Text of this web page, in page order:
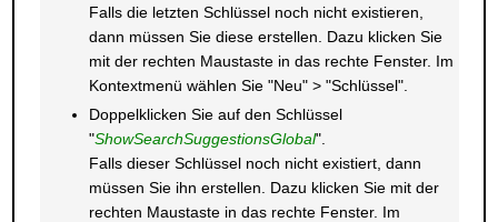
Falls die letzten Schlüssel noch nicht existieren,
dann müssen Sie diese erstellen. Dazu klicken Sie
mit der rechten Maustaste in das rechte Fenster. Im
Kontextmenü wählen Sie "Neu" > "Schlüssel".
Doppelklicken Sie auf den Schlüssel
"ShowSearchSuggestionsGlobal".
Falls dieser Schlüssel noch nicht existiert, dann
müssen Sie ihn erstellen. Dazu klicken Sie mit der
rechten Maustaste in das rechte Fenster. Im